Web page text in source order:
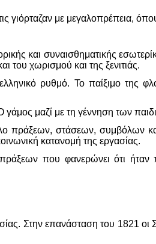
γιόρταζαν με μεγαλοπρέπεια,
και συναισθηματικής
του χωρισμού και της ξενιτιάς.
ρυθμό. Το παίξιμο
Ο γάμος μαζί με τη γέννηση των
πράξεων, στάσεων, συμβόλων
κατανομή της εργασίας.
που φανερώνει ότι ήταν
Στην επανάσταση του 1821